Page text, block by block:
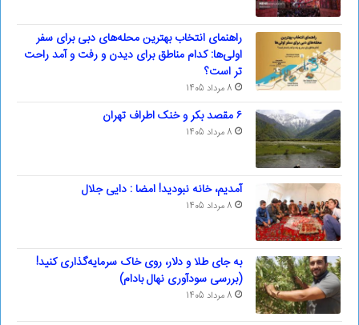
راهنمای انتخاب بهترین محله‌های دبی برای سفر
اولی‌ها: کدام مناطق برای دیدن و رفت و آمد راحت
تر است؟
8 مرداد 1405
۶ مقصد بکر و خنک اطراف تهران
8 مرداد 1405
آمدیم، خانه نبودید! امضا : دایی جلال
8 مرداد 1405
به جای طلا و دلار، روی خاک سرمایه‌گذاری کنید!
(بررسی سودآوری نهال بادام)
8 مرداد 1405